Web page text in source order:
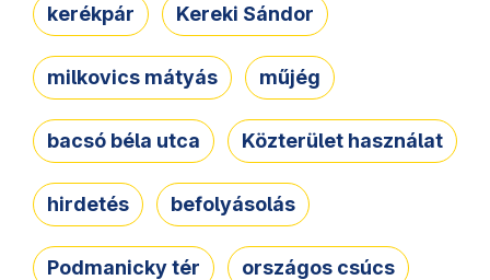
kerékpár Kereki Sándor
milkovics mátyás műjég
bacsó béla utca Közterület használat
hirdetés befolyásolás
Podmanicky tér országos csúcs